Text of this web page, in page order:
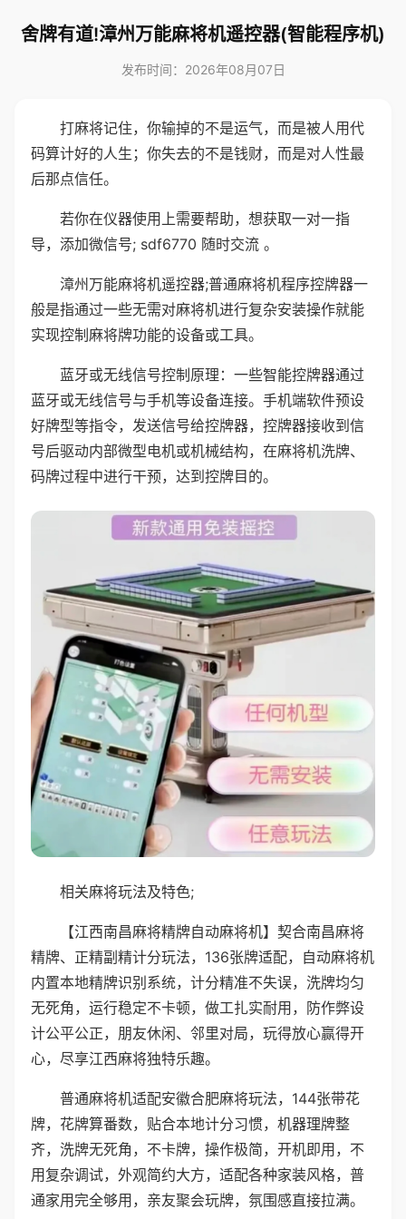
舍牌有道!漳州万能麻将机遥控器(智能程序机)
发布时间：2026年08月07日
打麻将记住，你输掉的不是运气，而是被人用代
码算计好的人生；你失去的不是钱财，而是对人性最
后那点信任。
若你在仪器使用上需要帮助，想获取一对一指
导，添加微信号; sdf6770 随时交流 。
漳州万能麻将机遥控器;普通麻将机程序控牌器一
般是指通过一些无需对麻将机进行复杂安装操作就能
实现控制麻将牌功能的设备或工具。
蓝牙或无线信号控制原理：一些智能控牌器通过
蓝牙或无线信号与手机等设备连接。手机端软件预设
好牌型等指令，发送信号给控牌器，控牌器接收到信
号后驱动内部微型电机或机械结构，在麻将机洗牌、
码牌过程中进行干预，达到控牌目的。
相关麻将玩法及特色;
【江西南昌麻将精牌自动麻将机】契合南昌麻将
精牌、正精副精计分玩法，136张牌适配，自动麻将机
内置本地精牌识别系统，计分精准不失误，洗牌均匀
无死角，运行稳定不卡顿，做工扎实耐用，防作弊设
计公平公正，朋友休闲、邻里对局，玩得放心赢得开
心，尽享江西麻将独特乐趣。
普通麻将机适配安徽合肥麻将玩法，144张带花
牌，花牌算番数，贴合本地计分习惯，机器理牌整
齐，洗牌无死角，不卡牌，操作极简，开机即用，不
用复杂调试，外观简约大方，适配各种家装风格，普
通家用完全够用，亲友聚会玩牌，氛围感直接拉满。